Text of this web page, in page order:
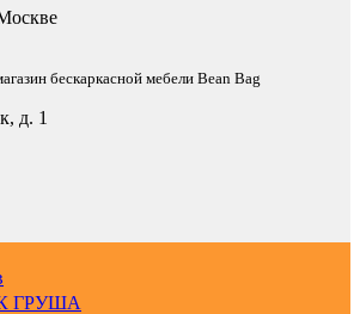
бескаркасной мебели Bean Bag
д. 1
ГРУША